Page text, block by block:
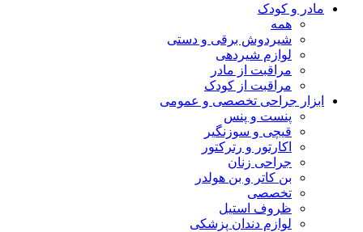
مادر و کودک
همه
شیردوش برقی و دستی
لوازم شیردهی
مراقبت از مادر
مراقبت از کودک
ابزار جراحی تخصصی و عمومی
پنست و پنس
قیچی و سوزنگیر
اکارتور و رترکتور
جراحی زنان
بن کاتر و بن هولدر
تخصصی
ظروف استیل
لوازم دندان پزشکی